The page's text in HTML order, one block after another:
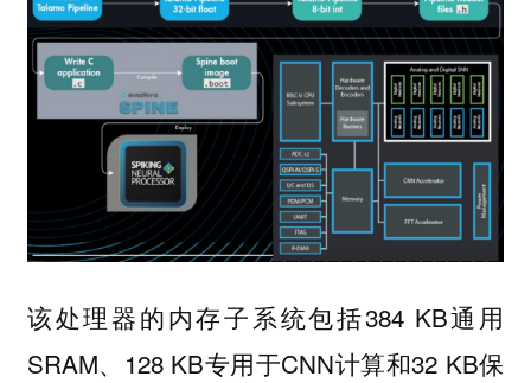
该处理器的内存子系统包括384 KB通用
SRAM、128 KB专用于CNN计算和32 KB保